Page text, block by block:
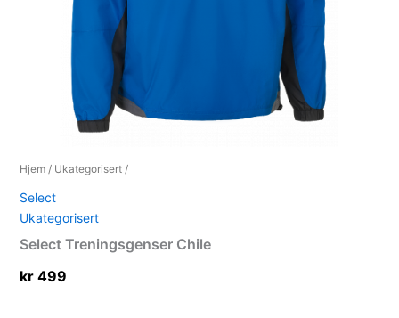
Hjem / Ukategorisert /
Select
Ukategorisert
Select Treningsgenser Chile
kr 499